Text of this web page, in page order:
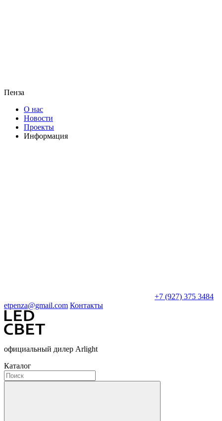
Пенза
О нас
Новости
Проекты
Информация
+7 (927) 375 3484
etpenza@gmail.com Контакты
официальный дилер Arlight
Каталог